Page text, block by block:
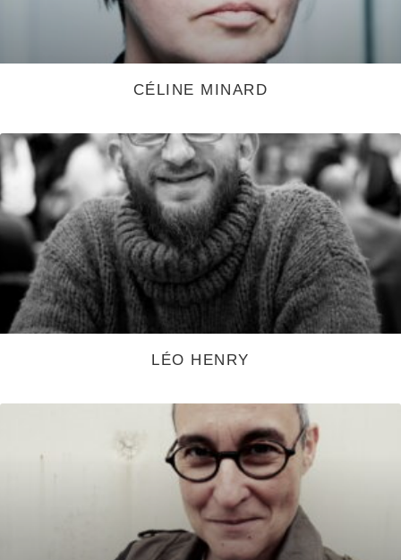
CÉLINE MINARD
LÉO HENRY